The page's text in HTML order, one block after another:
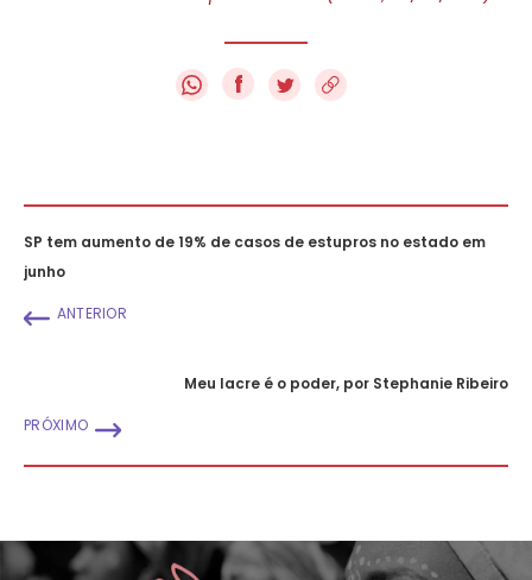
f
SP tem aumento de 19% de casos de estupros no estado em
junho
ANTERIOR
Meu lacre é o poder, por Stephanie Ribeiro
PRÓXIMO